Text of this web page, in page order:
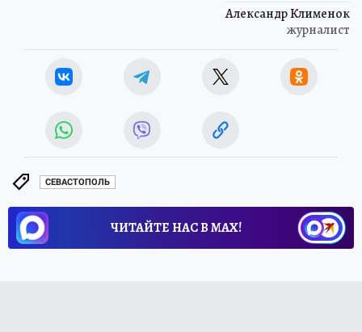
Александр Клименок
журналист
СЕВАСТОПОЛЬ
ЧИТАЙТЕ НАС В МАХ!